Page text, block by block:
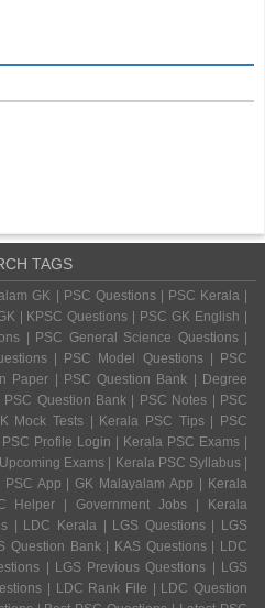
TAGS
GK | PSC Questions | PSC Kerala |
| KPSC Questions | PSC GK English |
| PSC General Science Questions |
| PSC Model Questions | PSC
Paper | PSC Question Bank | Degree
Question Bank | PSC Notes | PSC
Mock Tests | Kerala PSC Tips | PSC
Profile Login | Kerala PSC Exams |
Exams | Kerala PSC Syllabus |
App | GK Malayalam App | Kerala
Helper | Government Jobs | Kerala
| LDC Kerala | LGS Questions | LGS
Question Bank | KAS Questions | LDC
| LGS Previous Questions | LGS
| LDC Rank File | LDC Question